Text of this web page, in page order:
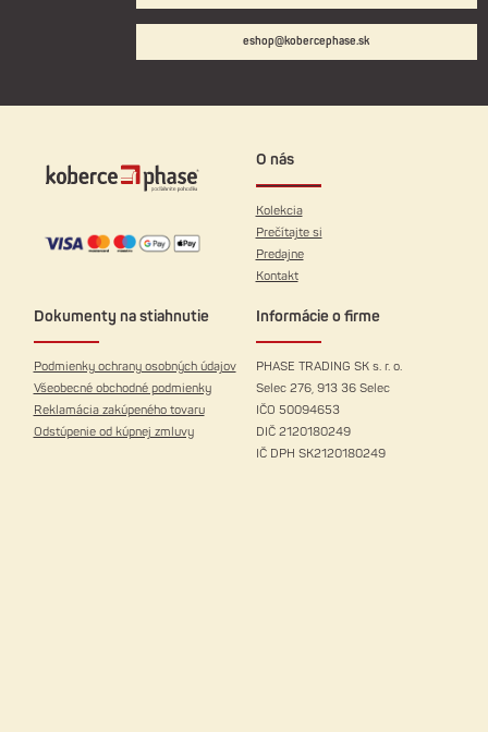
eshop@kobercephase.sk
O nás
Kolekcia
Prečítajte si
Predajne
Kontakt
Dokumenty na stiahnutie
Podmienky ochrany osobných údajov
Všeobecné obchodné podmienky
Reklamácia zakúpeného tovaru
Odstúpenie od kúpnej zmluvy
Informácie o firme
PHASE TRADING SK s. r. o.
Selec 276, 913 36 Selec
IČO 50094653
DIČ 2120180249
IČ DPH SK2120180249